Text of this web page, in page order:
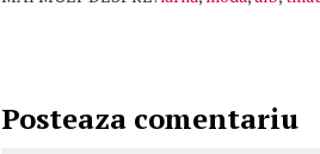
Posteaza comentariu